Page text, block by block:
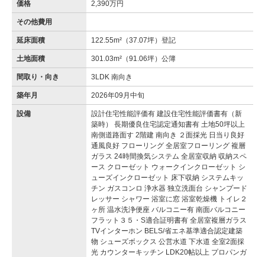
価格 2,390万円
その他費用
延床面積 122.55m²（37.07坪）登記
土地面積 301.03m²（91.06坪）公簿
間取り・向き 3LDK 南向き
築年月 2026年09月中旬
設備
設計住宅性能評価有 建設住宅性能評価書有（新
築時） 長期優良住宅認定通知書有 土地50坪以上
南側道路面す 2階建 南向き ２面採光 日当り良好
通風良好 フローリング 全居室フローリング 複層
ガラス 24時間換気システム 全居室収納 収納スペ
ース クローゼット ウォークインクローゼット シ
ューズインクローゼット 床下収納 システムキッ
チン ガスコンロ 浄水器 独立洗面台 シャンプード
レッサー シャワー 浴室に窓 浴室乾燥機 トイレ２
ヶ所 温水洗浄便座 バルコニー有 南面バルコニー
フラット３５・S適合証明書有 全居室複層ガラス
TVインターホン BELS/省エネ基準適合認定建築
物 シューズボックス 公営水道 下水道 全室2面採
光 カウンターキッチン LDK20帖以上 プロパンガ